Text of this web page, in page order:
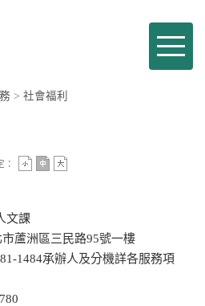
Toggle
> 社會福利
：
文課
蘆洲區三民路95號一樓
1484承辦人及分機詳各服務項